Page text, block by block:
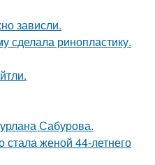
зависли.
сделала ринопластику.
Сабурова.
женой 44-летнего